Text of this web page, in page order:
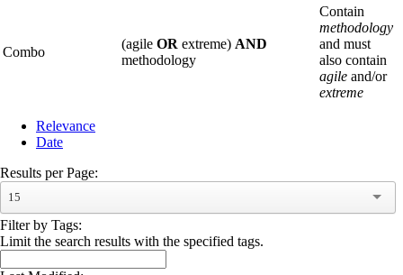
Combo
(agile OR extreme) AND
methodology
Contain
methodology
and must
also contain
agile and/or
extreme
Relevance
Date
Results per Page:
15
Filter by Tags:
Limit the search results with the specified tags.